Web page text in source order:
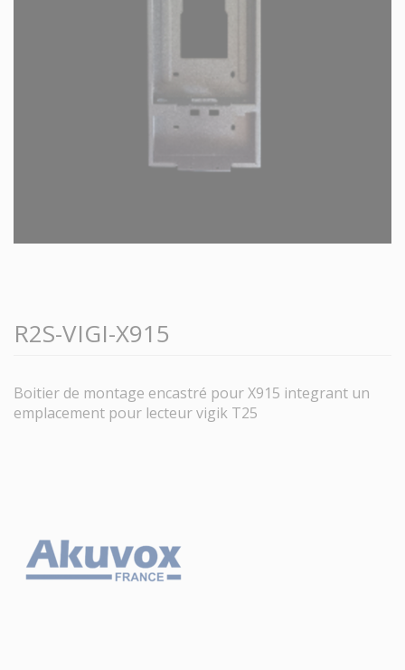
R2S-VIGI-X915
Boitier de montage encastré pour X915 integrant un
emplacement pour lecteur vigik T25